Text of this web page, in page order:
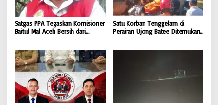
Satgas PPA Tegaskan Komisioner
Baitul Mal Aceh Bersih dari
Penyebaran Hoaks | BONGKAR
‘Perkara.com
Satu Korban Tenggelam di
Perairan Ujong Batee Ditemukan,